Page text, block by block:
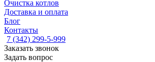
Очистка котлов
Доставка и оплата
Блог
Контакты
7 (342) 299-5-999
Заказать звонок
Задать вопрос